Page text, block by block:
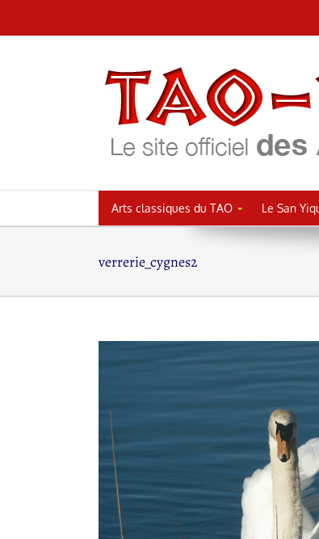
au
Arts classiques du TAO Le San
verrerie_cygnes2